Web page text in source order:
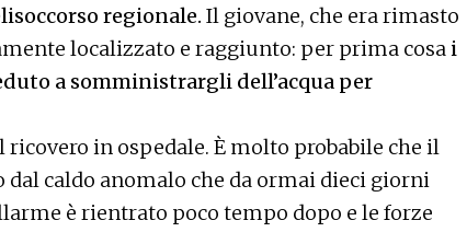
regionale. Il giovane, che era rimasto
localizzato e raggiunto: per prima cosa i
a somministrargli dell’acqua per
ricovero in ospedale. È molto probabile che il
dal caldo anomalo che da ormai dieci giorni
è rientrato poco tempo dopo e le forze